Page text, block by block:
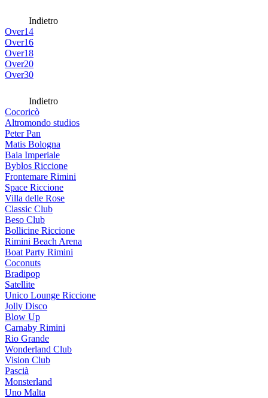
Indietro
Over14
Over16
Over18
Over20
Over30
Indietro
Cocoricò
Altromondo studios
Peter Pan
Matis Bologna
Baia Imperiale
Byblos Riccione
Frontemare Rimini
Space Riccione
Villa delle Rose
Classic Club
Beso Club
Bollicine Riccione
Rimini Beach Arena
Boat Party Rimini
Coconuts
Bradipop
Satellite
Unico Lounge Riccione
Jolly Disco
Blow Up
Carnaby Rimini
Rio Grande
Wonderland Club
Vision Club
Pascià
Monsterland
Uno Malta